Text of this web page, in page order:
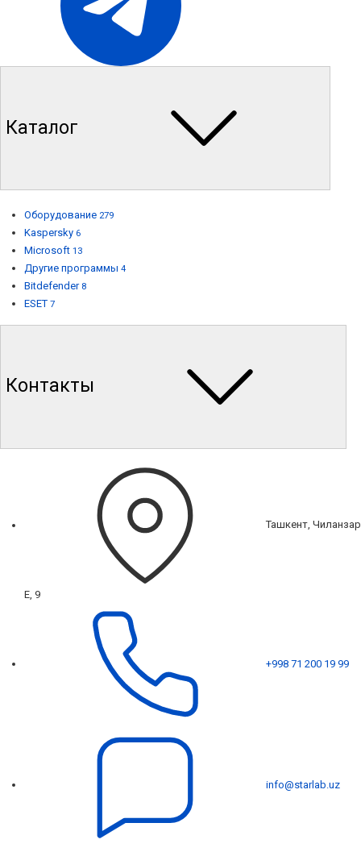
Каталог
Оборудование 279
Kaspersky 6
Microsoft 13
Другие программы 4
Bitdefender 8
ESET 7
Контакты
Ташкент, Чиланзар
Е, 9
+998 71 200 19 99
info@starlab.uz